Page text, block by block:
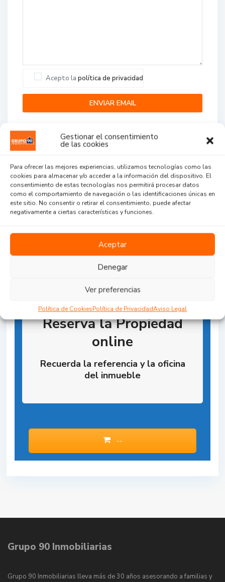
Gestionar el consentimiento
de las cookies
Para ofrecer las mejores experiencias, utilizamos tecnologías como las
cookies para almacenar y/o acceder a la información del dispositivo. El
consentimiento de estas tecnologías nos permitirá procesar datos
como el comportamiento de navegación o las identificaciones únicas en
este sitio. No consentir o retirar el consentimiento, puede afectar
negativamente a ciertas características y funciones.
Aceptar
Denegar
Ver preferencias
Política de CookiesPolítica de PrivacidadAviso Legal
Acepto la política de privacidad
Agent Reviews
...
Reserva la Propiedad
online
Recuerda la referencia y la oficina
del inmueble
--
Grupo 90 Inmobiliarias
Grupo 90 Inmobiliarias lleva más de 30 años asesorando a familias y